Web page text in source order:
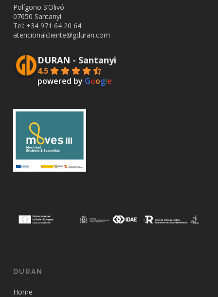
Polígono S’Olivó
07650 Santanyí
Tel: +34 971 64 20 64
atencionalcliente@gduran.com
DURAN - Santanyi
4.5
powered by Google
DURAN
Home